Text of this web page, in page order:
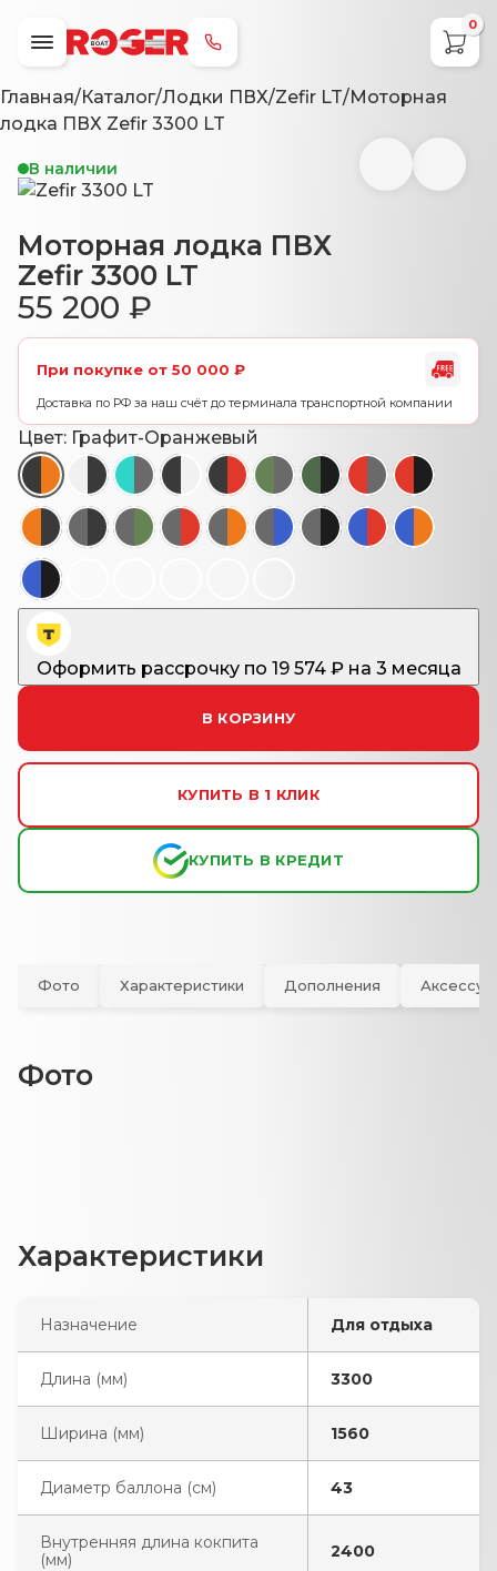
+7 (800) 707-79-49
0
Главная/Каталог/Лодки ПВХ/Zefir LT/Моторная
лодка ПВХ Zefir 3300 LT
Моторная лодка ПВХ
Zefir 3300 LT
55 200 ₽
При покупке от 50 000 ₽
Доставка по РФ за наш счёт до терминала транспортной компании
Цвет: Графит-Оранжевый
Оформить рассрочку по 19 574₽ на 3 месяца
В КОРЗИНУ
КУПИТЬ В 1 КЛИК
КУПИТЬ В КРЕДИТ
В наличии
Фото Характеристики Дополнения
Фото
Характеристики
Назначение Для отдыха
Длина (мм) 3300
Ширина (мм) 1560
Диаметр баллона (см) 43
Внутренняя длина кокпита
(мм)
2400